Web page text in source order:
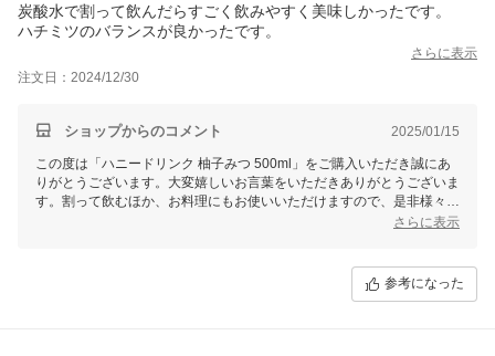
炭酸水で割って飲んだらすごく飲みやすく美味しかったです。
ハチミツのバランスが良かったです。
さらに表示
注文日：2024/12/30
ショップからのコメント 2025/01/15
この度は「ハニードリンク 柚子みつ 500ml」をご購入いただき誠にあ
りがとうございます。大変嬉しいお言葉をいただきありがとうございま
す。割って飲むほか、お料理にもお使いいただけますので、是非様々な
用途でお楽しみいただけますと幸いです。これからも美味しいはちみつ
さらに表示
参考になった